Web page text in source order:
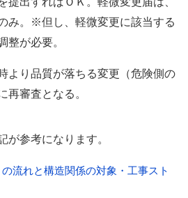
み。※但し、軽微変更に該当する
整が必要。
品質が落ちる変更（危険側の
再審査となる。
が参考になります。
流れと構造関係の対象・工事スト